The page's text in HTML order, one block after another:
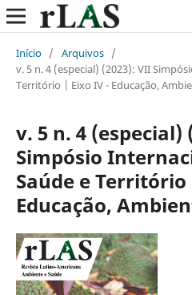
Início / Arquivos /
v. 5 n. 4 (especial) (2023): VII
Território | Eixo IV - Educação,
v. 5 n. 4 (especial)
Simpósio
Saúde e Território
Educação,